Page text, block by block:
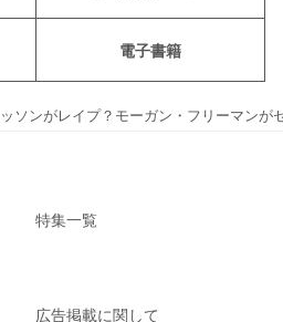
電子書籍
ソンがレイプ？モーガン・フリーマンが
特集一覧
広告掲載に関して